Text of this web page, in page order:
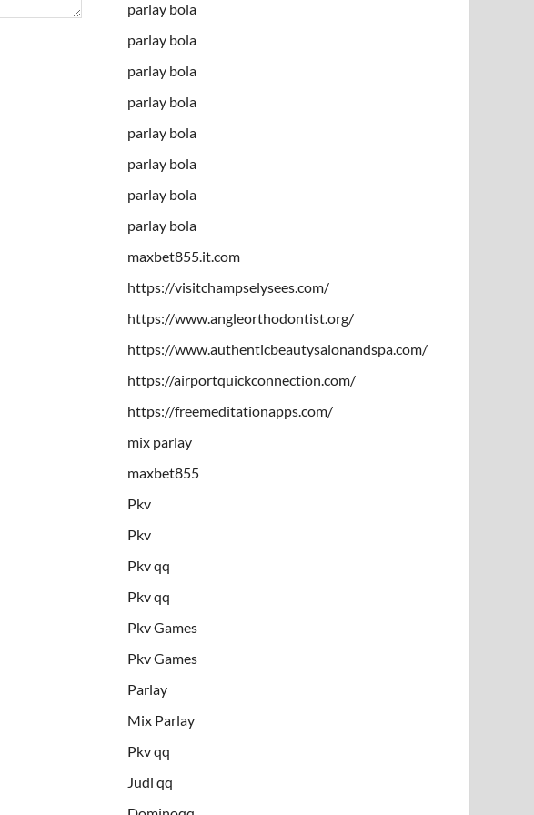
parlay bola
parlay bola
parlay bola
parlay bola
parlay bola
parlay bola
parlay bola
parlay bola
maxbet855.it.com
https://visitchampselysees.com/
https://www.angleorthodontist.org/
https://www.authenticbeautysalonandspa.com/
https://airportquickconnection.com/
https://freemeditationapps.com/
mix parlay
maxbet855
Pkv
Pkv
Pkv qq
Pkv qq
Pkv Games
Pkv Games
Parlay
Mix Parlay
Pkv qq
Judi qq